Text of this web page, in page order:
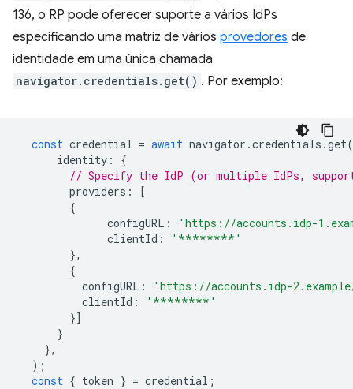
136, o RP pode oferecer suporte a vários IdPs
especificando uma matriz de vários provedores de
identidade em uma única chamada
navigator.credentials.get() . Por exemplo:
const credential = await navigator .credentials .get
identity :
{
// Specify the IdP (or multiple IdPs,
providers :
[
{
configURL :
'https://accounts.idp-
clientId :
'********'
},
{
configURL :
'https://accounts.idp-
clientId :
'********'
}]
}
},
);
const { token } = credential ;